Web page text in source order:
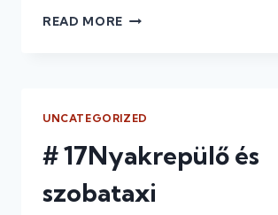
READ MORE #18
UNCATEGORIZED
# 17Nyakrepülő és
szobataxi